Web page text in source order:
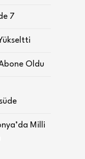
7
Oldu
Milli